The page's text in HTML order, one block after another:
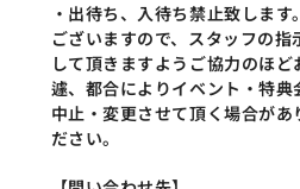
・出待ち、入待ち禁止致しま
ございますので、スタッフの
して頂きますようご協力のほ
遽、都合によりイベント・特
中止・変更させて頂く場合があ
ださい。